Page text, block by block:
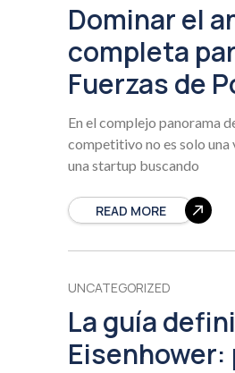
Dominar el
completa
Fuerzas de
En el complejo panorama
competitivo no es solo una
una startup buscando
READ MORE
UNCATEGORIZED
La guía